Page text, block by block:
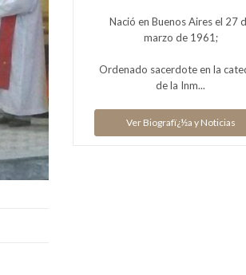
Nació en Buenos Aires el 27
marzo de 1961;
Ordenado sacerdote en la
de la Inm...
Ver Biografï¿½a y Noticias